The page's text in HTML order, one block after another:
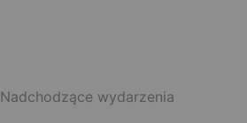
Nadchodzące wydarzenia